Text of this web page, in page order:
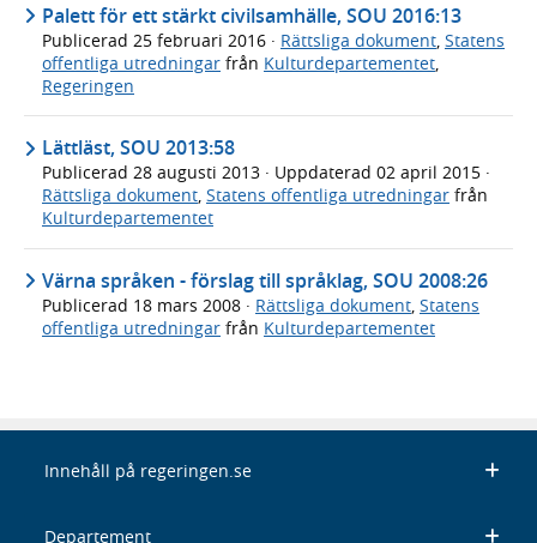
Palett för ett stärkt civilsamhälle, SOU 2016:13
Publicerad 25 februari 2016 · Rättsliga dokument Statens
offentliga utredningar från Kulturdepartementet
Regeringen
Lättläst, SOU 2013:58
Publicerad 28 augusti 2013 · Uppdaterad 02 april 2015 ·
Rättsliga dokument, Statens offentliga utredningar från
Kulturdepartementet
Värna språken - förslag till språklag, SOU 2008:26
Publicerad 18 mars 2008 · Rättsliga dokument, Statens
offentliga utredningar från Kulturdepartementet
Innehåll på regeringen.se
Departement